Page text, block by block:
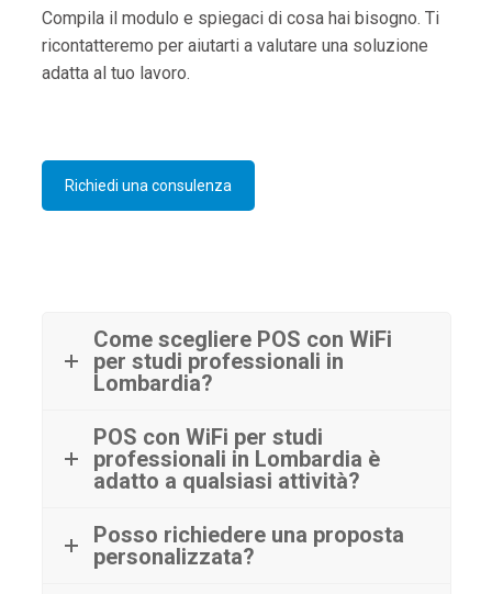
Compila il modulo e spiegaci di cosa hai bisogno. Ti
ricontatteremo per aiutarti a valutare una soluzione
adatta al tuo lavoro.
Richiedi una consulenza
Come scegliere POS con WiFi
per studi professionali in
Lombardia?
POS con WiFi per studi
professionali in Lombardia è
adatto a qualsiasi attività?
Posso richiedere una proposta
personalizzata?